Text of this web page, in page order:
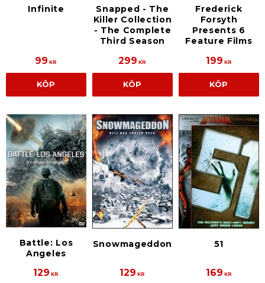
Infinite
99 KR
KÖP
Snapped - The
Killer Collection
- The Complete
Third Season
299 KR
KÖP
Frederick
Forsyth
Presents 6
Feature Films
199 KR
KÖP
Battle: Los
Angeles
129 KR
Snowmageddon
129 KR
51
169 KR